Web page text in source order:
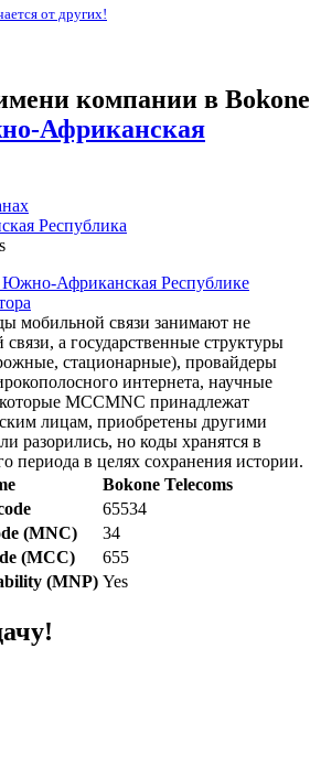
от других!
компании в Bokone
Африканская
Республика
Южно-Африканская Республике
мобильной связи занимают не
а государственные структуры
стационарные), провайдеры
интернета, научные
MCCMNC принадлежат
лицам, приобретены другими
разорились, но коды хранятся в
периода в целях сохранения истории.
Bokone Telecoms
65534
(MNC)
34
(MCC)
655
(MNP) Yes